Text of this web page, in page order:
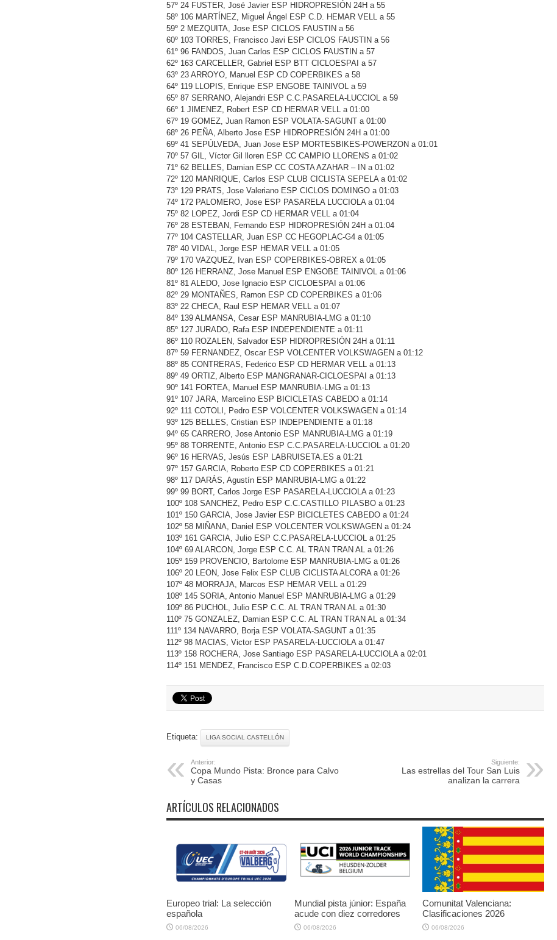
57º 24 FUSTER, José Javier ESP HIDROPRESIÓN 24H a 55
58º 106 MARTÍNEZ, Miguel Ángel ESP C.D. HEMAR VELL a 55
59º 2 MEZQUITA, Jose ESP CICLOS FAUSTIN a 56
60º 103 TORRES, Francisco Javi ESP CICLOS FAUSTIN a 56
61º 96 FANDOS, Juan Carlos ESP CICLOS FAUSTIN a 57
62º 163 CARCELLER, Gabriel ESP BTT CICLOESPAI a 57
63º 23 ARROYO, Manuel ESP CD COPERBIKES a 58
64º 119 LLOPIS, Enrique ESP ENGOBE TAINIVOL a 59
65º 87 SERRANO, Alejandri ESP C.C.PASARELA-LUCCIOL a 59
66º 1 JIMENEZ, Robert ESP CD HERMAR VELL a 01:00
67º 19 GOMEZ, Juan Ramon ESP VOLATA-SAGUNT a 01:00
68º 26 PEÑA, Alberto Jose ESP HIDROPRESIÓN 24H a 01:00
69º 41 SEPÚLVEDA, Juan Jose ESP MORTESBIKES-POWERZON a 01:01
70º 57 GIL, Víctor Gil lloren ESP CC CAMPIO LLORENS a 01:02
71º 62 BELLES, Damian ESP CC COSTA AZAHAR – IN a 01:02
72º 120 MANRIQUE, Carlos ESP CLUB CICLISTA SEPELA a 01:02
73º 129 PRATS, Jose Valeriano ESP CICLOS DOMINGO a 01:03
74º 172 PALOMERO, Jose ESP PASARELA LUCCIOLA a 01:04
75º 82 LOPEZ, Jordi ESP CD HERMAR VELL a 01:04
76º 28 ESTEBAN, Fernando ESP HIDROPRESIÓN 24H a 01:04
77º 104 CASTELLAR, Juan ESP CC HEGOPLAC-G4 a 01:05
78º 40 VIDAL, Jorge ESP HEMAR VELL a 01:05
79º 170 VAZQUEZ, Ivan ESP COPERBIKES-OBREX a 01:05
80º 126 HERRANZ, Jose Manuel ESP ENGOBE TAINIVOL a 01:06
81º 81 ALEDO, Jose Ignacio ESP CICLOESPAI a 01:06
82º 29 MONTAÑES, Ramon ESP CD COPERBIKES a 01:06
83º 22 CHECA, Raul ESP HEMAR VELL a 01:07
84º 139 ALMANSA, Cesar ESP MANRUBIA-LMG a 01:10
85º 127 JURADO, Rafa ESP INDEPENDIENTE a 01:11
86º 110 ROZALEN, Salvador ESP HIDROPRESIÓN 24H a 01:11
87º 59 FERNANDEZ, Oscar ESP VOLCENTER VOLKSWAGEN a 01:12
88º 85 CONTRERAS, Federico ESP CD HERMAR VELL a 01:13
89º 49 ORTIZ, Alberto ESP MANGRANAR-CICLOESPAI a 01:13
90º 141 FORTEA, Manuel ESP MANRUBIA-LMG a 01:13
91º 107 JARA, Marcelino ESP BICICLETAS CABEDO a 01:14
92º 111 COTOLI, Pedro ESP VOLCENTER VOLKSWAGEN a 01:14
93º 125 BELLES, Cristian ESP INDEPENDIENTE a 01:18
94º 65 CARRERO, Jose Antonio ESP MANRUBIA-LMG a 01:19
95º 88 TORRENTE, Antonio ESP C.C.PASARELA-LUCCIOL a 01:20
96º 16 HERVAS, Jesús ESP LABRUISETA.ES a 01:21
97º 157 GARCIA, Roberto ESP CD COPERBIKES a 01:21
98º 117 DARÁS, Agustín ESP MANRUBIA-LMG a 01:22
99º 99 BORT, Carlos Jorge ESP PASARELA-LUCCIOLA a 01:23
100º 108 SANCHEZ, Pedro ESP C.C.CASTILLO PILASBO a 01:23
101º 150 GARCIA, Jose Javier ESP BICICLETES CABEDO a 01:24
102º 58 MIÑANA, Daniel ESP VOLCENTER VOLKSWAGEN a 01:24
103º 161 GARCIA, Julio ESP C.C.PASARELA-LUCCIOL a 01:25
104º 69 ALARCON, Jorge ESP C.C. AL TRAN TRAN AL a 01:26
105º 159 PROVENCIO, Bartolome ESP MANRUBIA-LMG a 01:26
106º 20 LEON, Jose Felix ESP CLUB CICLISTA ALCORA a 01:26
107º 48 MORRAJA, Marcos ESP HEMAR VELL a 01:29
108º 145 SORIA, Antonio Manuel ESP MANRUBIA-LMG a 01:29
109º 86 PUCHOL, Julio ESP C.C. AL TRAN TRAN AL a 01:30
110º 75 GONZALEZ, Damian ESP C.C. AL TRAN TRAN AL a 01:34
111º 134 NAVARRO, Borja ESP VOLATA-SAGUNT a 01:35
112º 98 MACIAS, Victor ESP PASARELA-LUCCIOLA a 01:47
113º 158 ROCHERA, Jose Santiago ESP PASARELA-LUCCIOLA a 02:01
114º 151 MENDEZ, Francisco ESP C.D.COPERBIKES a 02:03
Etiqueta: LIGA SOCIAL CASTELLÓN
Anterior:
Copa Mundo Pista: Bronce para Calvo
y Casas
Siguiente:
Las estrellas del Tour San Luis
analizan la carrera
ARTÍCULOS RELACIONADOS
Europeo trial: La selección
española
06/08/2026
Mundial pista júnior: España
acude con diez corredores
06/08/2026
Comunitat Valenciana:
Clasificaciones 2026
06/08/2026